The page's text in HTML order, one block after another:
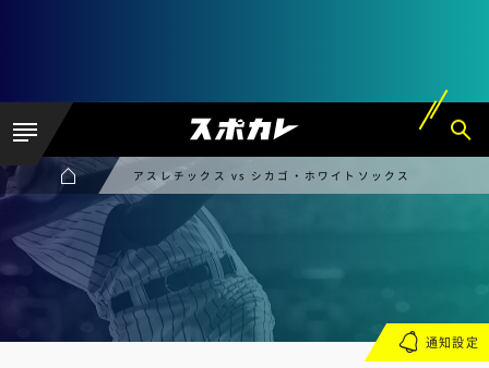
アスレチックス vs シカゴ・ホワイトソックス
通知設定